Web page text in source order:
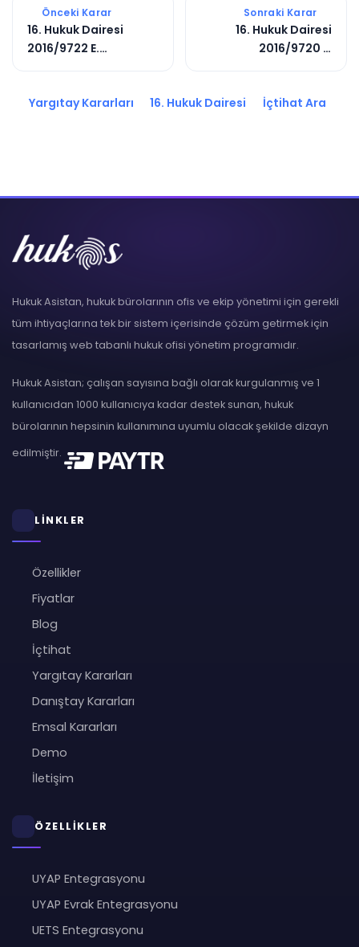
Önceki Karar
16. Hukuk Dairesi
2016/9722 E.
Sonraki Karar
16. Hukuk Dairesi
2016/9720 E.
Yargıtay Kararları 16. Hukuk Dairesi İçtihat Ara
Hukuk Asistan, hukuk bürolarının ofis ve ekip yönetimi için gerekli
tüm ihtiyaçlarına tek bir sistem içerisinde çözüm getirmek için
tasarlamış web tabanlı hukuk ofisi yönetim programıdır.
Hukuk Asistan; çalışan sayısına bağlı olarak kurgulanmış ve 1
kullanıcıdan 1000 kullanıcıya kadar destek sunan, hukuk
bürolarının hepsinin kullanımına uyumlu olacak şekilde dizayn
edilmiştir.
LİNKLER
Özellikler
Fiyatlar
Blog
İçtihat
Yargıtay Kararları
Danıştay Kararları
Emsal Kararları
Demo
İletişim
ÖZELLİKLER
UYAP Entegrasyonu
UYAP Evrak Entegrasyonu
UETS Entegrasyonu